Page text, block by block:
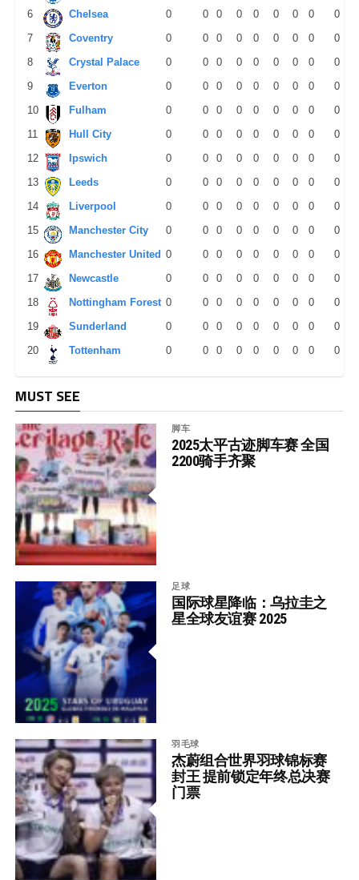
6 Chelsea 0 0 0 0 0 0 0 0
0
7
Coventry 0 0 0 0 0 0 0 0
0
8
Crystal Palace 0 0 0 0 0 0 0 0
0
9
Everton 0 0 0 0 0 0 0 0
0
10
Fulham 0 0 0 0 0 0 0 0
0
11
Hull City 0 0 0 0 0 0 0 0
0
12
Ipswich 0 0 0 0 0 0 0 0
0
13
Leeds 0 0 0 0 0 0 0 0
0
14
Liverpool 0 0 0 0 0 0 0 0
0
15
Manchester City 0 0 0 0 0 0 0 0
0
16
Manchester United 0 0 0 0 0 0 0 0
0
17
Newcastle 0 0 0 0 0 0 0 0
0
18
Nottingham Forest 0 0 0 0 0 0 0 0
0
19
Sunderland 0 0 0 0 0 0 0 0
0
20
Tottenham 0 0 0 0 0 0 0 0 0
MUST SEE
脚车
2025太平古迹脚车赛 全国
2200骑手齐聚
足球
国际球星降临：乌拉圭之
星全球友谊赛 2025
羽毛球
杰蔚组合世界羽球锦标赛
封王 提前锁定年终总决赛
门票